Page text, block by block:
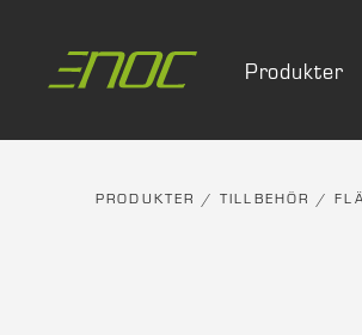
content
Produkter
PRODUKTER / TILLBEHÖR /